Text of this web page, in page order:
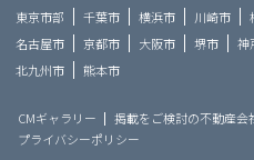
東京市部
千葉市 横浜市 川崎市
名古屋市
京都市 大阪市 堺市 神
北九州市
熊本市
CMギャラリー 掲載をご検討の不動産会
プライバシーポリシー